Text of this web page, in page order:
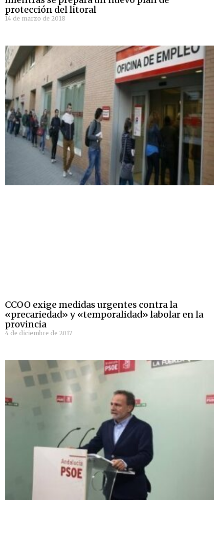
protección del litoral
14 de marzo de 2018
CCOO exige medidas urgentes contra la
«precariedad» y «temporalidad» labolar en la
provincia
4 de diciembre de 2017